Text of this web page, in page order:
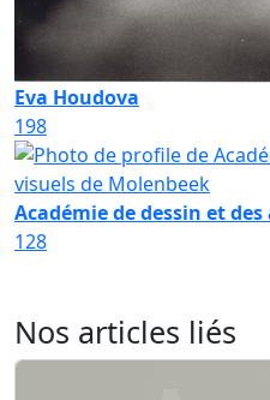
Eva Houdova
198
Académie de dessin et
128
Nos articles liés